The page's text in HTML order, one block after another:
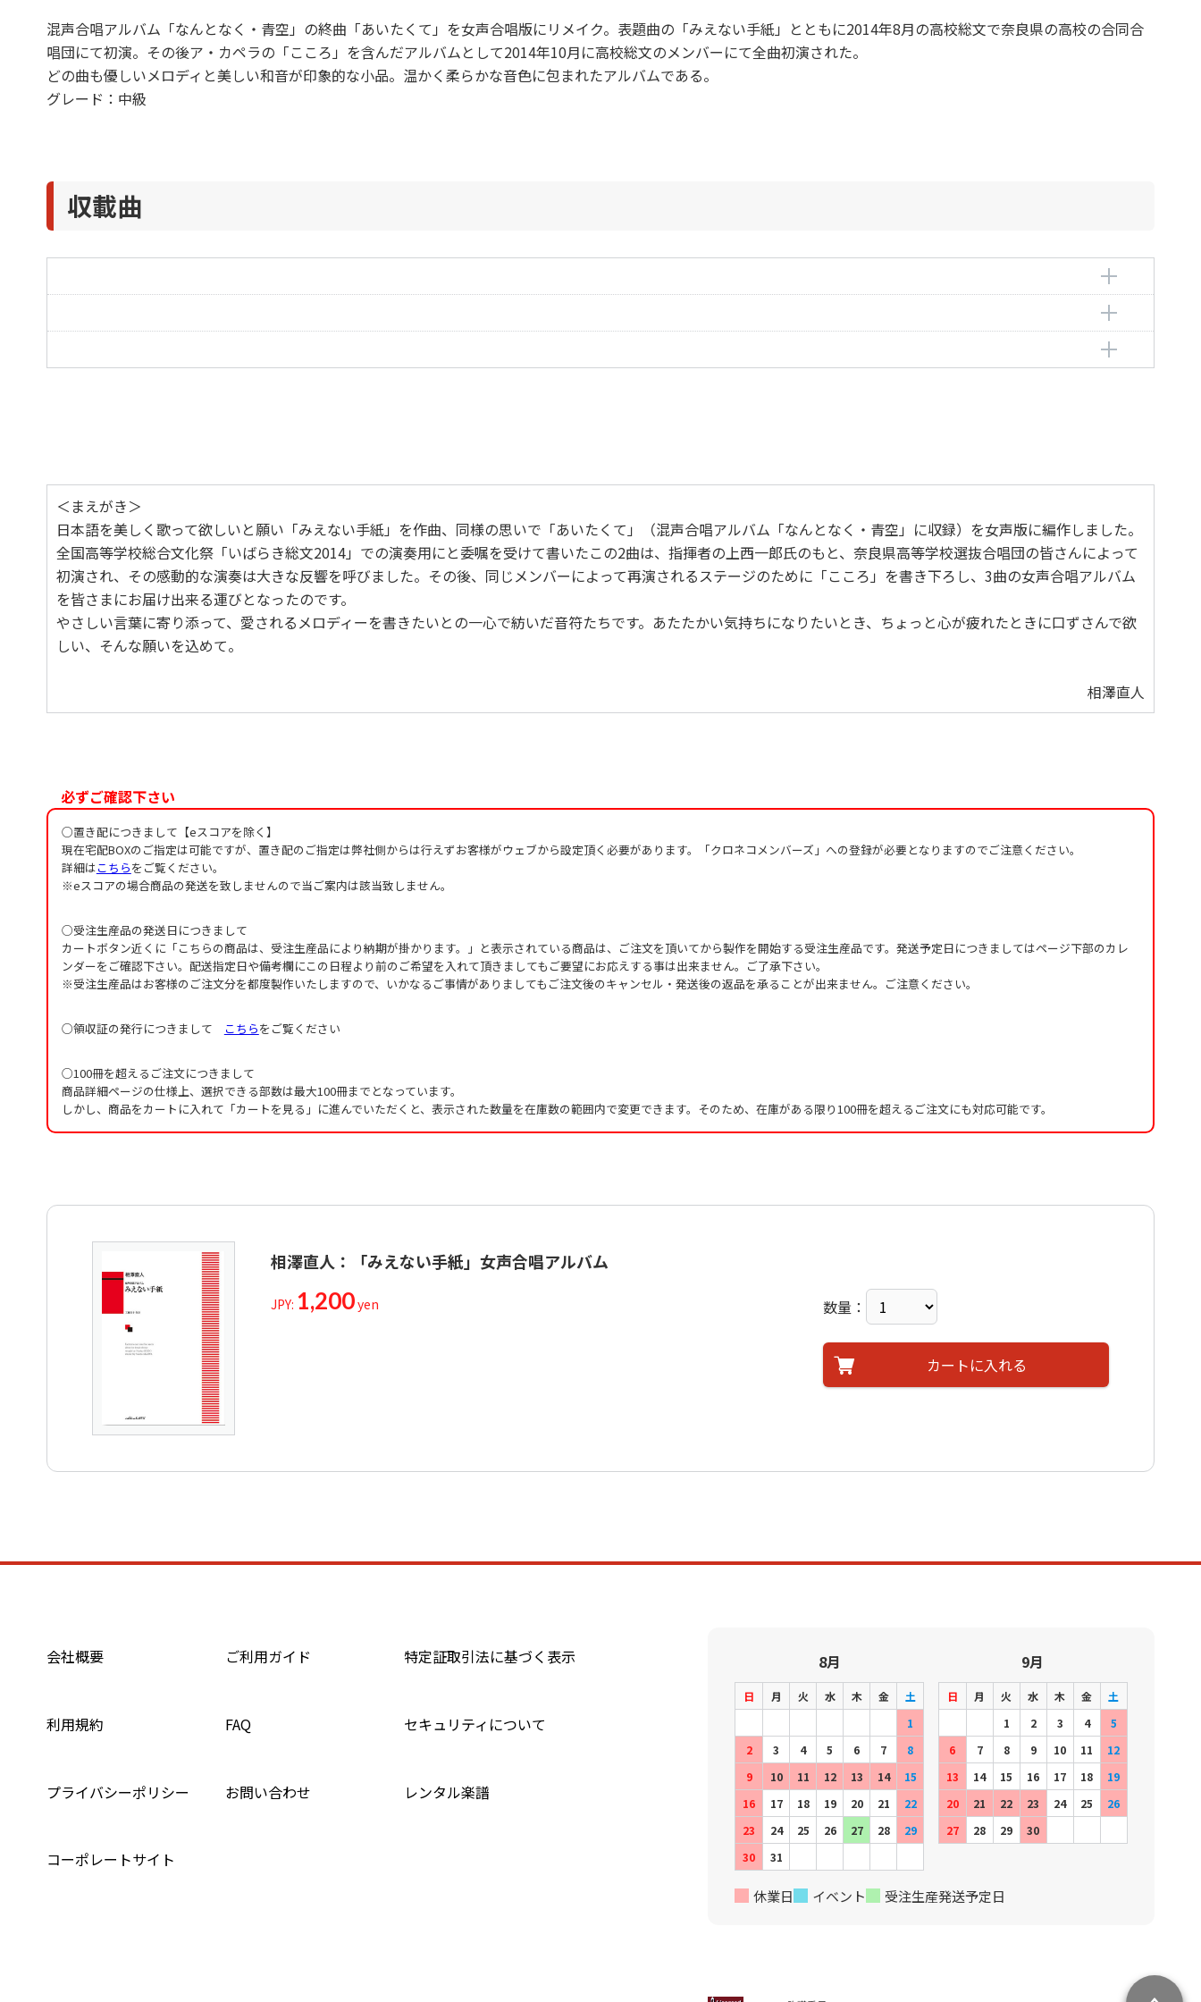
混声合唱アルバム「なんとなく・青空」の終曲「あいたくて」を女声合唱版にリメイク。表題曲の「みえない手紙」とともに2014年8月の高校総文で奈良県の高校の合同合
唱団にて初演。その後ア・カペラの「こころ」を含んだアルバムとして2014年10月に高校総文のメンバーにて全曲初演された。
どの曲も優しいメロディと美しい和音が印象的な小品。温かく柔らかな音色に包まれたアルバムである。
グレード：中級
収載曲
作詞者：工藤直子
作詞者：工藤直子
＜まえがき＞
日本語を美しく歌って欲しいと願い「みえない手紙」を作曲、同様の思いで「あいたくて」（混声合唱アルバム「なんとなく・青空」に収録）を女声版に編作しました。
全国高等学校総合文化祭「いばらき総文2014」での演奏用にと委嘱を受けて書いたこの2曲は、指揮者の上西一郎氏のもと、奈良県高等学校選抜合唱団の皆さんによって
初演され、その感動的な演奏は大きな反響を呼びました。その後、同じメンバーによって再演されるステージのために「こころ」を書き下ろし、3曲の女声合唱アルバム
を皆さまにお届け出来る運びとなったのです。
やさしい言葉に寄り添って、愛されるメロディーを書きたいとの一心で紡いだ音符たちです。あたたかい気持ちになりたいとき、ちょっと心が疲れたときに口ずさんで欲
しい、そんな願いを込めて。
相澤直人
必ずご確認下さい
○置き配につきまして【eスコアを除く】
現在宅配BOXのご指定は可能ですが、置き配のご指定は弊社側からは行えずお客様がウェブから設定頂く必要があります。「クロネコメンバーズ」への登録が必要となりますのでご注意ください。
詳細はこちらをご覧ください。
※eスコアの場合商品の発送を致しませんので当ご案内は該当致しません。
○受注生産品の発送日につきまして
カートボタン近くに「こちらの商品は、受注生産品により納期が掛かります。」と表示されている商品は、ご注文を頂いてから製作を開始する受注生産品です。発送予定日につきましてはページ下部のカレ
ンダーをご確認下さい。配送指定日や備考欄にこの日程より前のご希望を入れて頂きましてもご要望にお応えする事は出来ません。ご了承下さい。
※受注生産品はお客様のご注文分を都度製作いたしますので、いかなるご事情がありましてもご注文後のキャンセル・発送後の返品を承ることが出来ません。ご注意ください。
○領収証の発行につきまして こちらをご覧ください
○100冊を超えるご注文につきまして
商品詳細ページの仕様上、選択できる部数は最大100冊までとなっています。
しかし、商品をカートに入れて「カートを見る」に進んでいただくと、表示された数量を在庫数の範囲内で変更できます。そのため、在庫がある限り100冊を超えるご注文にも対応可能です。
相澤直人：「みえない手紙」女声合唱アルバム
JPY: 1,200yen 数量：
カートに入れる
会社概要 ご利用ガイド 特定証取引法に基づく表示
利用規約 FAQ セキュリティについて
プライバシーポリシー お問い合わせ レンタル楽譜
コーポレートサイト
8月
日 月 火 水 木 金
土
1
2
3 4 5 6 7
8
9
10 11 12 13 14
15
16
17 18 19 20 21
22
23
24 25 26 27 28
29
30
31
9月
日 月 火 水 木 金
土
1
2 3 4
5
6
7 8 9 10 11
12
13
14 15 16 17 18
19
20
21 22 23 24 25
26
27
28 29 30
休業日 イベント 受注生産発送予定日